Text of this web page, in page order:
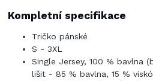
Kompletní specifikace
Tričko pánské
S - 3XL
Single Jersey, 100 % bavlna
lišit - 85 % bavlna, 15 %